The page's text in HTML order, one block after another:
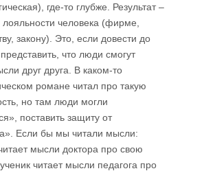
где-то глубже. Результат –
лояльности человека (фирме,
закону). Это, если довести до
что люди смогут
друг друга. В каком-то
романе читал про такую
но там люди могли
поставить защиту от
Если бы мы читали мысли:
мысли доктора про свою
читает мысли педагога про